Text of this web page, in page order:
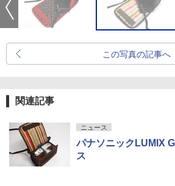
この写真の記事へ
関連記事
ニュース
パナソニックLUMIX
ス